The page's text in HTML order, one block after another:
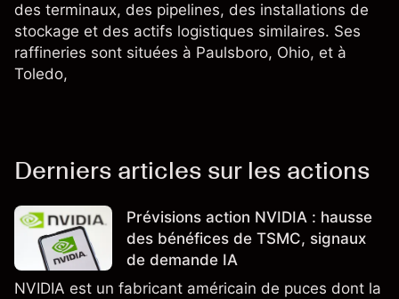
des terminaux, des pipelines, des installations de
stockage et des actifs logistiques similaires. Ses
raffineries sont situées à Paulsboro, Ohio, et à
Toledo,
Derniers articles sur les actions
Prévisions action NVIDIA : hausse
des bénéfices de TSMC, signaux
de demande IA
NVIDIA est un fabricant américain de puces dont la